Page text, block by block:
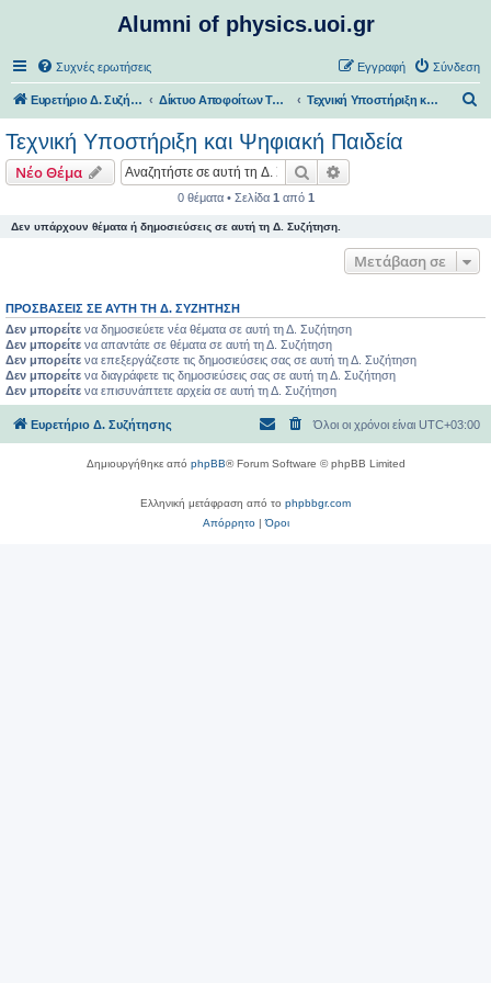
Alumni of physics.uoi.gr
Συχνές ερωτήσεις Σύνδεση
Εγγραφή
Ευρετήριο Δ. Συζήτησης Δίκτυο Αποφοίτων Τμήματος Φυσικής ΠΙ Τεχνική Υποστήριξη και Ψηφιακή Παιδεία
Τεχνική Υποστήριξη και Ψηφιακή Παιδεία
Νέο Θέμα Αναζήτηση
0 θέματα • Σελίδα 1 από 1
Δεν υπάρχουν θέματα ή δημοσιεύσεις σε αυτή τη Δ. Συζήτηση.
Μετάβαση σε
ΠΡΟΣΒΆΣΕΙΣ ΣΕ ΑΥΤΉ ΤΗ Δ. ΣΥΖΉΤΗΣΗ
Δεν μπορείτε να δημοσιεύετε νέα θέματα σε αυτή τη Δ. Συζήτηση
Δεν μπορείτε να απαντάτε σε θέματα σε αυτή τη Δ. Συζήτηση
Δεν μπορείτε να επεξεργάζεστε τις δημοσιεύσεις σας σε αυτή τη Δ. Συζήτηση
Δεν μπορείτε να διαγράφετε τις δημοσιεύσεις σας σε αυτή τη Δ. Συζήτηση
Δεν μπορείτε να επισυνάπτετε αρχεία σε αυτή τη Δ. Συζήτηση
Ευρετήριο Δ. Συζήτησης Όλοι οι χρόνοι είναι UTC+03:00
Δημιουργήθηκε από phpBB® Forum Software © phpBB Limited
Ελληνική μετάφραση από το phpbbgr.com
Απόρρητο|Όροι